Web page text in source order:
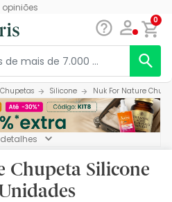
opiniões
0
Chupetas Silicone Nuk For Nature
Chupeta Silicone